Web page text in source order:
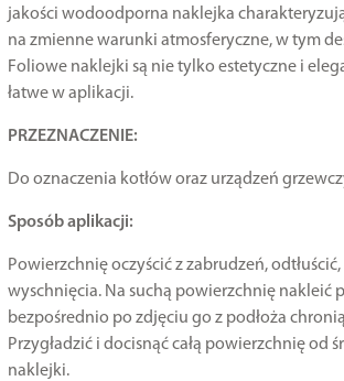
jakości wodoodporna naklejka
na zmienne warunki atmosferyczne, w tym
Foliowe naklejki są nie tylko estetyczne i
łatwe w aplikacji.
PRZEZNACZENIE:
Do oznaczenia kotłów oraz urządzeń
Sposób aplikacji:
Powierzchnię oczyścić z zabrudzeń,
wyschnięcia. Na suchą powierzchnię nakleić
bezpośrednio po zdjęciu go z podłoża
Przygładzić i docisnąć całą powierzchnię od
naklejki.